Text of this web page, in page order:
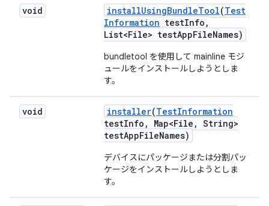
void installUsingBundleTool(Test
Information testInfo ,
List<File> testAppFileNames)
bundletool を使用して mainline モジ
ュールをインストールしようとしま
す。
void installer(TestInformation
testInfo , Map<File , String>
testAppFileNames)
デバイスにパッケージまたは分割パッ
ケージをインストールしようとしま
す。